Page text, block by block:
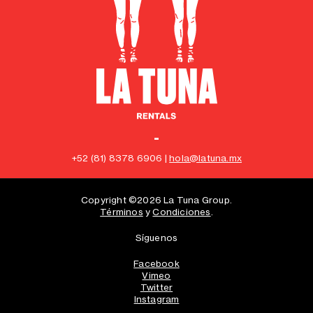
-
+52 (81) 8378 6906 |hola@latuna.mx
Copyright ©2026 La Tuna Group.
Términos yCondiciones
Síguenos
Facebook
Vimeo
Twitter
Instagram